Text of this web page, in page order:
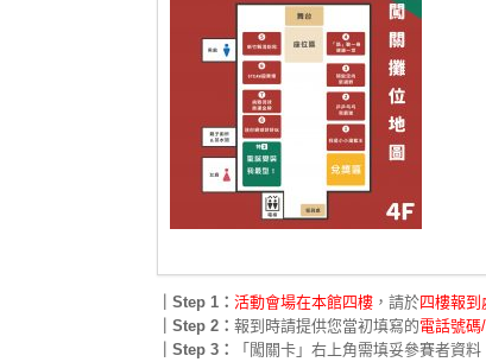
｜Step 1： 活動會場在本館四樓 ，請於四樓報到
｜Step 2： 報到時請提供您當初填寫的電話號碼
｜Step 3：
「闖關卡」右上角需填妥參賽者資